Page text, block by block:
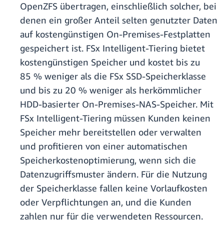
OpenZFS übertragen, einschließlich solcher, bei
denen ein großer Anteil selten genutzter Daten
auf kostengünstigen On-Premises-Festplatten
gespeichert ist. FSx Intelligent-Tiering bietet
kostengünstigen Speicher und kostet bis zu
85 % weniger als die FSx SSD-Speicherklasse
und bis zu 20 % weniger als herkömmlicher
HDD-basierter On-Premises-NAS-Speicher. Mit
FSx Intelligent-Tiering müssen Kunden keinen
Speicher mehr bereitstellen oder verwalten
und profitieren von einer automatischen
Speicherkostenoptimierung, wenn sich die
Datenzugriffsmuster ändern. Für die Nutzung
der Speicherklasse fallen keine Vorlaufkosten
oder Verpflichtungen an, und die Kunden
zahlen nur für die verwendeten Ressourcen.